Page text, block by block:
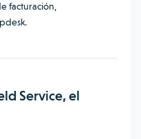
facturación,
Service, el